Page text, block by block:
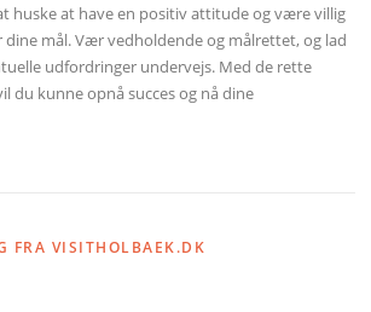
huske at have en positiv attitude og være villig
mål. Vær vedholdende og målrettet, og lad
udfordringer undervejs. Med de rette
du kunne opnå succes og nå dine
FRA VISITHOLBAEK.DK